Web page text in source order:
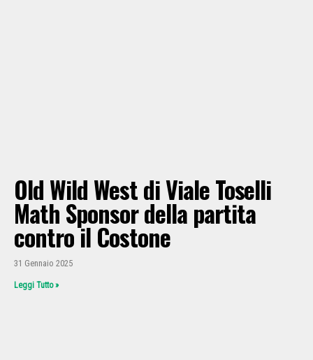
Old Wild West di Viale Toselli
Math Sponsor della partita
contro il Costone
31 Gennaio 2025
Leggi Tutto »